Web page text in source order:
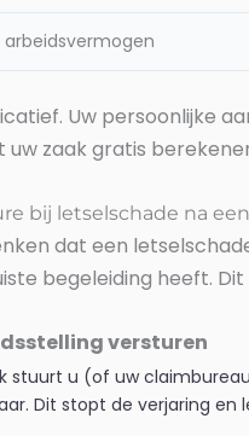
arbeidsvermogen
Uw persoonlijke
uw zaak gratis
bij letselschade na
dat een
begeleiding heeft.
versturen
stuurt u (of uw
Dit stopt de verjaring en